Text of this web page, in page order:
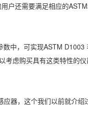
户还需要满足相应的
中，可实现ASTM
考虑购买具有这类特性的
应器，这个我们以前就介